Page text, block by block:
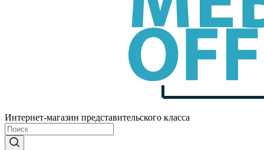
Интернет-магазин представительского класса